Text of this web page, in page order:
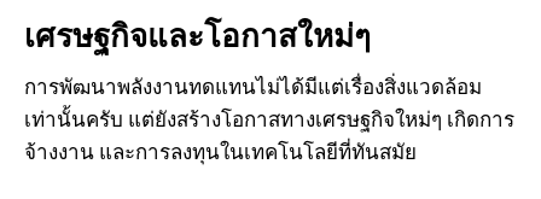
เศรษฐกิจและโอกาสใหม่ๆ
การพัฒนาพลังงานทดแทนไม่ได้มีแต่เรื่องสิ่งแวดล้อม
เท่านั้นครับ แต่ยังสร้างโอกาสทางเศรษฐกิจใหม่ๆ เกิดการ
จ้างงาน และการลงทุนในเทคโนโลยีที่ทันสมัย